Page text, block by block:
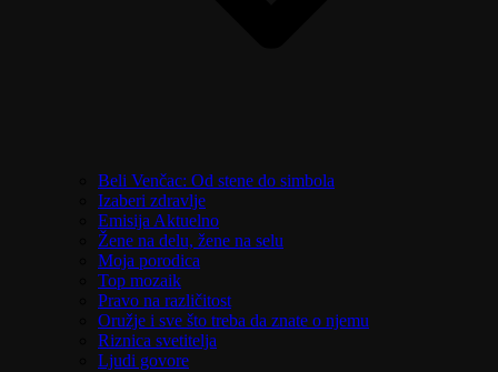
Beli Venčac: Od stene do simbola
Izaberi zdravlje
Emisija Aktuelno
Žene na delu, žene na selu
Moja porodica
Top mozaik
Pravo na različitost
Oružje i sve što treba da znate o njemu
Riznica svetitelja
Ljudi govore